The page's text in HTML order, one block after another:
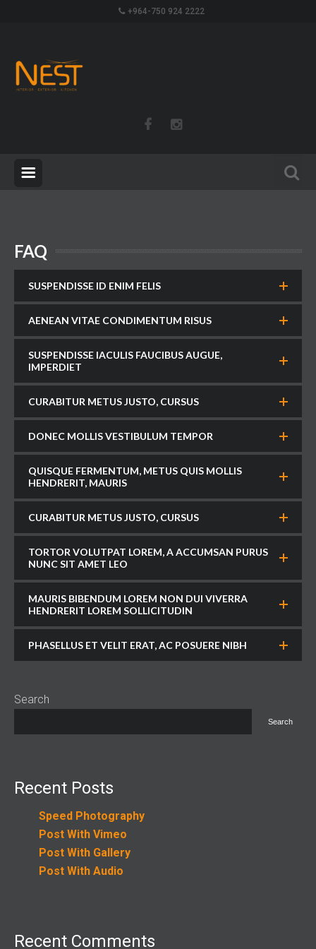
+964-750 924 2222
FAQ
SUSPENDISSE ID ENIM FELIS
AENEAN VITAE CONDIMENTUM RISUS
SUSPENDISSE IACULIS FAUCIBUS AUGUE,
IMPERDIET
CURABITUR METUS JUSTO, CURSUS
DONEC MOLLIS VESTIBULUM TEMPOR
QUISQUE FERMENTUM, METUS QUIS MOLLIS
HENDRERIT, MAURIS
CURABITUR METUS JUSTO, CURSUS
TORTOR VOLUTPAT LOREM, A ACCUMSAN PURUS
NUNC SIT AMET LEO
MAURIS BIBENDUM LOREM NON DUI VIVERRA
HENDRERIT LOREM SOLLICITUDIN
PHASELLUS ET VELIT ERAT, AC POSUERE NIBH
Search
Search
Recent Posts
Speed Photography
Post With Vimeo
Post With Gallery
Post With Audio
Recent Comments